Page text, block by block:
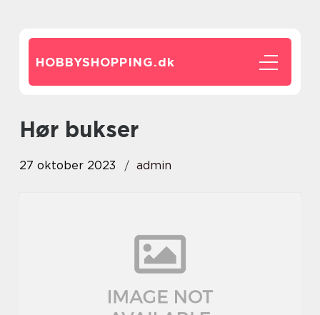
HOBBYSHOPPING.dk
hør bukser
27 oktober 2023 admin